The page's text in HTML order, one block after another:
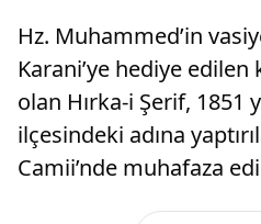
Hz. Muhammed’in
Karani’ye hediye
olan Hırka-i Şerif, 1851
ilçesindeki adına
Camii’nde muhafaza